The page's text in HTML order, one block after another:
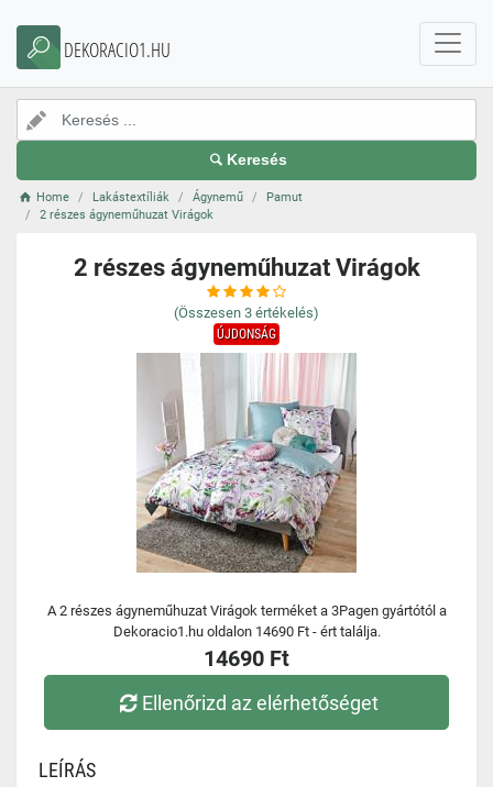
DEKORACIO1.HU
Keresés
Home Lakástextíliák Ágynemű
Pamut
2 részes ágyneműhuzat Virágok
2 részes ágyneműhuzat Virágok
(Összesen 3 értékelés)
ÚJDONSÁG
A 2 részes ágyneműhuzat Virágok terméket a 3Pagen gyártótól a
Dekoracio1.hu oldalon 14690 Ft - ért találja.
14690 Ft
Ellenőrizd az elérhetőséget
LEÍRÁS